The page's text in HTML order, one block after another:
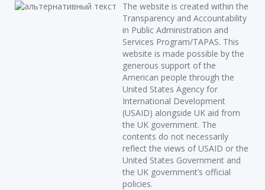
The website is created within the
Transparency and Accountability
in Public Administration and
Services Program/TAPAS. This
website is made possible by the
generous support of the
American people through the
United States Agency for
International Development
(USAID) alongside UK aid from
the UK government. The
contents do not necessarily
reflect the views of USAID or the
United States Government and
the UK government’s official
policies.